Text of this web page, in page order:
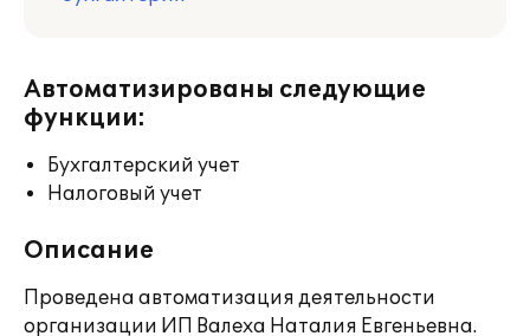
Автоматизированы следующие
функции:
Бухгалтерский учет
Налоговый учет
Описание
Проведена автоматизация деятельности
организации ИП Валеха Наталия Евгеньевна.